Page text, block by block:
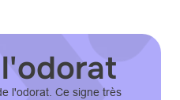
l'odorat. Ce signe très